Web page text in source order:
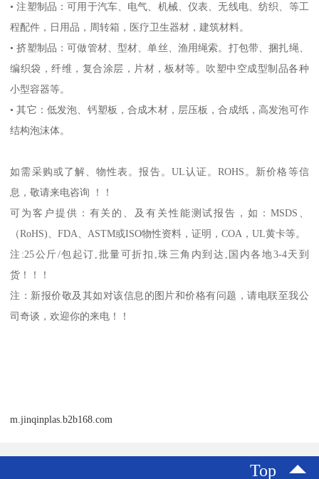
•注塑制品：可用于汽车、电气、机械、仪表、无线电、纺织、等工
程配件，日用品，周转箱，医疗卫生器材，建筑材料。
•挤塑制品：可做管材、型材、单丝、渔用绳索。打包带、捆扎绳、
编织袋，纤维，复合涂层，片材，板材等。吹塑中空成型制品各种
小型容器等。
•其它：低发泡、钙塑板，合成木材，层压板，合成纸，高发泡可作
结构泡沫体。
如需采购或了解、物性表。报告。 UL认证。ROHS 。新价格等信
息，敬请来电咨询 ！！
可为客户提供：有关的、及有关性能测试报告，如： MSDS
（RoHS) 、FDA ASTM或ISO物性资料，证明，COA ，UL黄卡等。
注 :25公斤/包起订 批量可折扣 珠三角内到达 国内各地3-4天到
货！！！
注：新报价敬及其如对该信息的图片和价格有问题，请电联至我公
司奇谈，欢迎你的来电！！
m.jinqinplas.b2b168.com
Top